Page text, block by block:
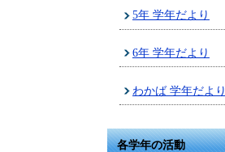
5年 学年だより
6年 学年だより
わかば 学年だより
各学年の活動